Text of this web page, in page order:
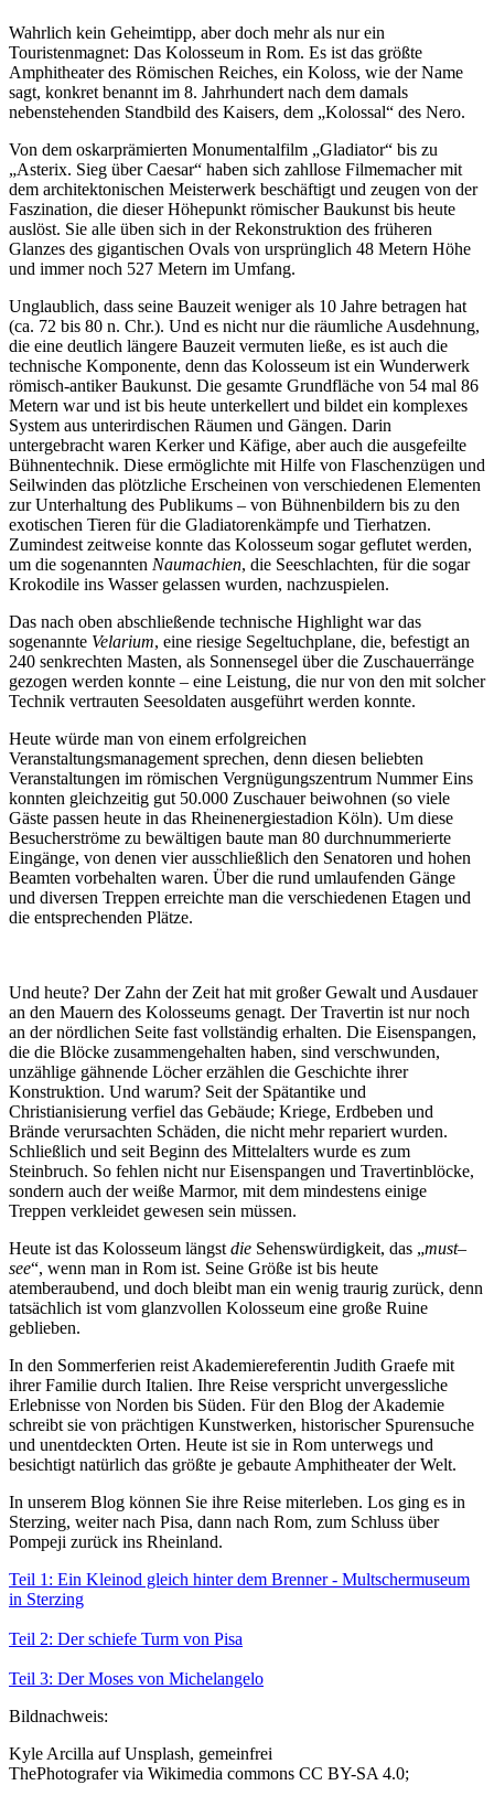
Wahrlich kein Geheimtipp, aber doch mehr als nur ein
Touristenmagnet: Das Kolosseum in Rom. Es ist das größte
Amphitheater des Römischen Reiches, ein Koloss, wie der Name
sagt, konkret benannt im 8. Jahrhundert nach dem damals
nebenstehenden Standbild des Kaisers, dem „Kolossal“ des Nero.
Von dem oskarprämierten Monumentalfilm „Gladiator“ bis zu
„Asterix. Sieg über Caesar“ haben sich zahllose Filmemacher mit
dem architektonischen Meisterwerk beschäftigt und zeugen von der
Faszination, die dieser Höhepunkt römischer Baukunst bis heute
auslöst. Sie alle üben sich in der Rekonstruktion des früheren
Glanzes des gigantischen Ovals von ursprünglich 48 Metern Höhe
und immer noch 527 Metern im Umfang.
Unglaublich, dass seine Bauzeit weniger als 10 Jahre betragen hat
(ca. 72 bis 80 n. Chr.). Und es nicht nur die räumliche Ausdehnung,
die eine deutlich längere Bauzeit vermuten ließe, es ist auch die
technische Komponente, denn das Kolosseum ist ein Wunderwerk
römisch-antiker Baukunst. Die gesamte Grundfläche von 54 mal 86
Metern war und ist bis heute unterkellert und bildet ein komplexes
System aus unterirdischen Räumen und Gängen. Darin
untergebracht waren Kerker und Käfige, aber auch die ausgefeilte
Bühnentechnik. Diese ermöglichte mit Hilfe von Flaschenzügen und
Seilwinden das plötzliche Erscheinen von verschiedenen Elementen
zur Unterhaltung des Publikums – von Bühnenbildern bis zu den
exotischen Tieren für die Gladiatorenkämpfe und Tierhatzen.
Zumindest zeitweise konnte das Kolosseum sogar geflutet werden,
um die sogenannten Naumachien, die Seeschlachten, für die sogar
Krokodile ins Wasser gelassen wurden, nachzuspielen.
Das nach oben abschließende technische Highlight war das
sogenannte Velarium, eine riesige Segeltuchplane, die, befestigt an
240 senkrechten Masten, als Sonnensegel über die Zuschauerränge
gezogen werden konnte – eine Leistung, die nur von den mit solcher
Technik vertrauten Seesoldaten ausgeführt werden konnte.
Heute würde man von einem erfolgreichen
Veranstaltungsmanagement sprechen, denn diesen beliebten
Veranstaltungen im römischen Vergnügungszentrum Nummer Eins
konnten gleichzeitig gut 50.000 Zuschauer beiwohnen (so viele
Gäste passen heute in das Rheinenergiestadion Köln). Um diese
Besucherströme zu bewältigen baute man 80 durchnummerierte
Eingänge, von denen vier ausschließlich den Senatoren und hohen
Beamten vorbehalten waren. Über die rund umlaufenden Gänge
und diversen Treppen erreichte man die verschiedenen Etagen und
die entsprechenden Plätze.
Und heute? Der Zahn der Zeit hat mit großer Gewalt und Ausdauer
an den Mauern des Kolosseums genagt. Der Travertin ist nur noch
an der nördlichen Seite fast vollständig erhalten. Die Eisenspangen,
die die Blöcke zusammengehalten haben, sind verschwunden,
unzählige gähnende Löcher erzählen die Geschichte ihrer
Konstruktion. Und warum? Seit der Spätantike und
Christianisierung verfiel das Gebäude; Kriege, Erdbeben und
Brände verursachten Schäden, die nicht mehr repariert wurden.
Schließlich und seit Beginn des Mittelalters wurde es zum
Steinbruch. So fehlen nicht nur Eisenspangen und Travertinblöcke,
sondern auch der weiße Marmor, mit dem mindestens einige
Treppen verkleidet gewesen sein müssen.
Heute ist das Kolosseum längst die Sehenswürdigkeit, das „must–
see“, wenn man in Rom ist. Seine Größe ist bis heute
atemberaubend, und doch bleibt man ein wenig traurig zurück, denn
tatsächlich ist vom glanzvollen Kolosseum eine große Ruine
geblieben.
In den Sommerferien reist Akademiereferentin Judith Graefe mit
ihrer Familie durch Italien. Ihre Reise verspricht unvergessliche
Erlebnisse von Norden bis Süden. Für den Blog der Akademie
schreibt sie von prächtigen Kunstwerken, historischer Spurensuche
und unentdeckten Orten. Heute ist sie in Rom unterwegs und
besichtigt natürlich das größte je gebaute Amphitheater der Welt.
In unserem Blog können Sie ihre Reise miterleben. Los ging es in
Sterzing, weiter nach Pisa, dann nach Rom, zum Schluss über
Pompeji zurück ins Rheinland.
Teil 1: Ein Kleinod gleich hinter dem Brenner - Multschermuseum
in Sterzing
Teil 2: Der schiefe Turm von Pisa
Teil 3: Der Moses von Michelangelo
Bildnachweis:
Kyle Arcilla auf Unsplash, gemeinfrei
ThePhotografer via Wikimedia commons CC BY-SA 4.0;